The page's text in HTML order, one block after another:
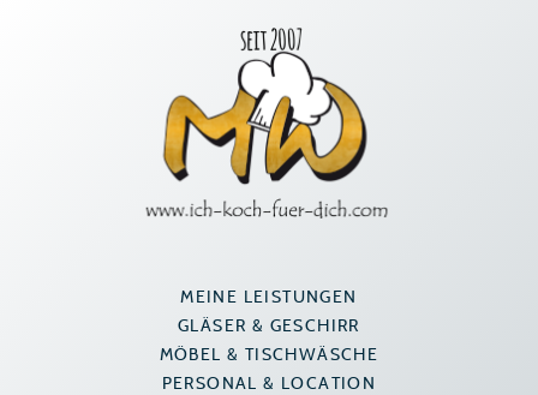
MEINE LEISTUNGEN
GLÄSER & GESCHIRR
MÖBEL & TISCHWÄSCHE
PERSONAL & LOCATION